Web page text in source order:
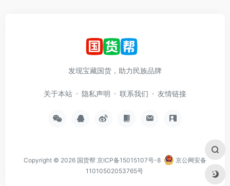
发现宝藏国货，助力民族品牌
关于本站 隐私声明 联系我们 友情链接
Copyright © 2026 国货帮 京ICP备15015107号-8
京公网安备
11010502053765号